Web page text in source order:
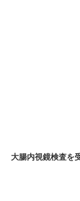
大腸内視鏡検査を